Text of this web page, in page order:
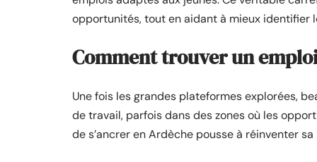
opportunités, tout en aidant à mieux identifier
Comment trouver un
Une fois les grandes plateformes explorées,
de travail, parfois dans des zones où les
de s’ancrer en Ardèche pousse à réinventer